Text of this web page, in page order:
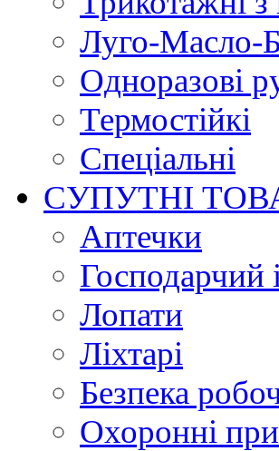
Луго-Масло-
Одноразові
Термостійкі
Спеціальні
СУПУТНІ
Аптечки
Господарчий
Лопати
Ліхтарі
Безпека
Охоронні